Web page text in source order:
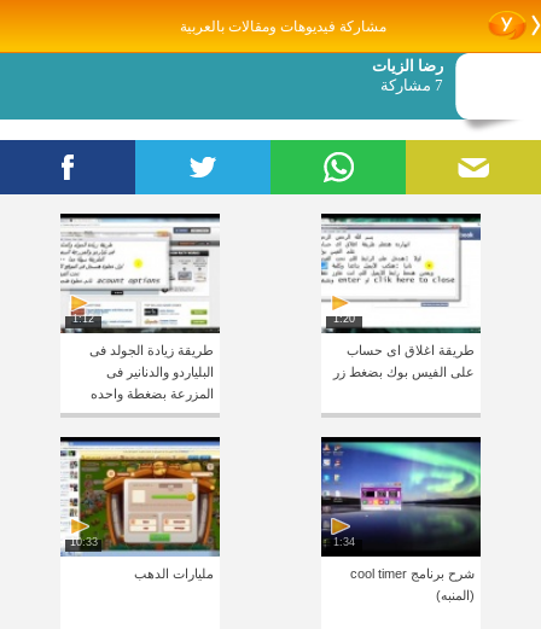
مشاركة فيديوهات ومقالات بالعربية
رضا الزيات
7 مشاركة
1:20
طريقة اغلاق اى حساب
على الفيس بوك بضغط زر
1:12
طريقة زيادة الجولد فى
البلياردو والدنانير فى
المزرعة بضغطة واحده
1:34
شرح برنامج cool timer
(المنبه)
10:33
مليارات الدهب